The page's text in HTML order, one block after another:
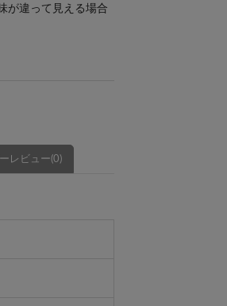
が違って見える場合
レビュー(0)